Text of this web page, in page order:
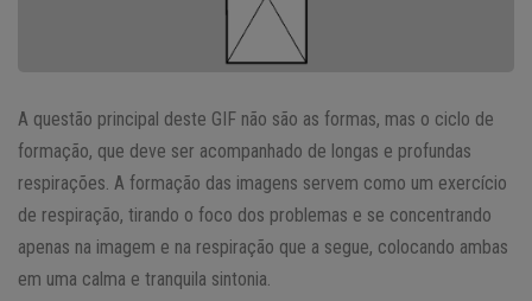
A questão principal deste GIF não são as formas, mas o ciclo de
formação, que deve ser acompanhado de longas e profundas
respirações. A formação das imagens servem como um exercício
de respiração, tirando o foco dos problemas e se concentrando
apenas na imagem e na respiração que a segue, colocando ambas
em uma calma e tranquila sintonia.